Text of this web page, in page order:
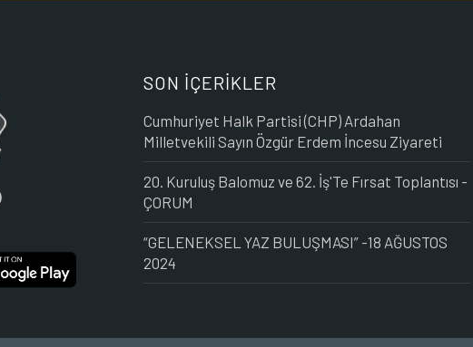
SON İÇERİKLER
Cumhuriyet Halk Partisi (CHP) Ardahan
Milletvekili Sayın Özgür Erdem İncesu Ziyareti
20. Kuruluş Balomuz ve 62. İş'Te Fırsat Toplantısı -
ÇORUM
“GELENEKSEL YAZ BULUŞMASI” -18 AĞUSTOS
2024